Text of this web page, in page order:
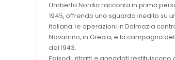
Umberto Nordio racconta in prima
1945, offrendo uno sguardo inedito su
italiana: le operazioni in Dalmazia
Navarrino, in Grecia, e la campagna
del 1943.